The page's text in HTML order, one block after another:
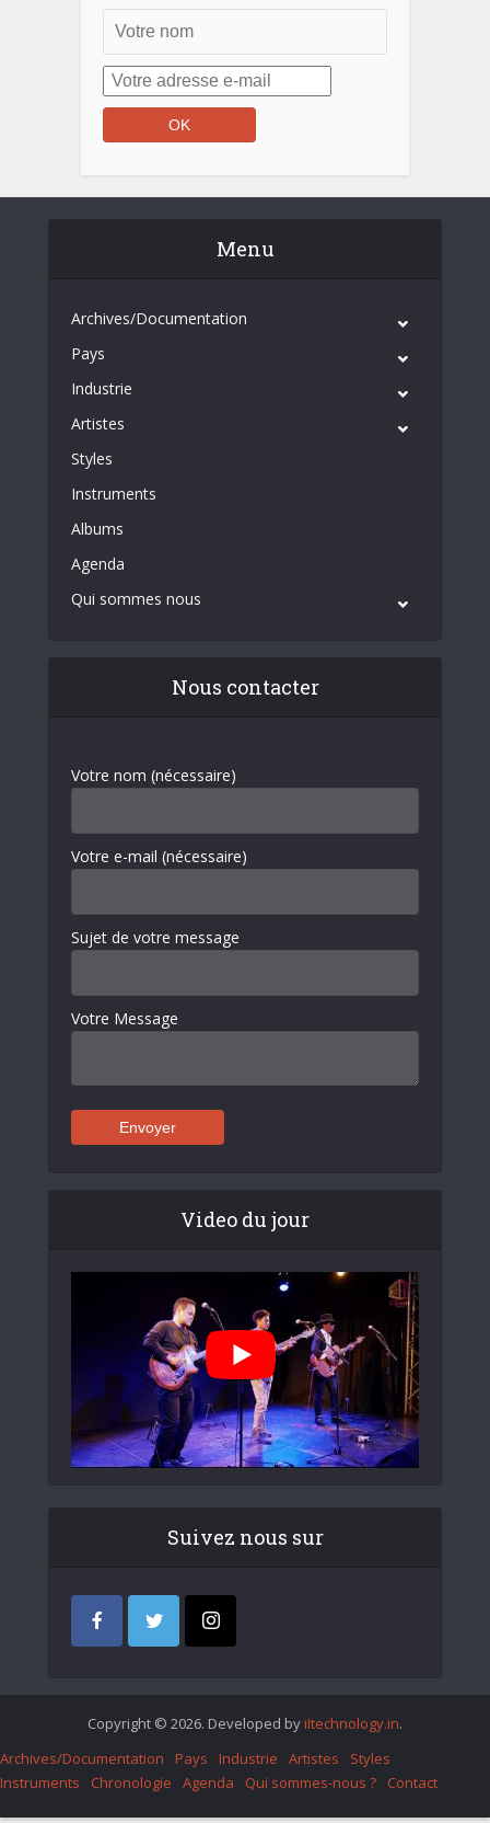
Menu
Archives/Documentation
Pays
Industrie
Artistes
Styles
Instruments
Albums
Agenda
Qui sommes nous
Nous contacter
Votre nom (nécessaire)
Votre e-mail (nécessaire)
Sujet de votre message
Votre Message
Video du jour
Suivez nous sur
Copyright © 2026. Developed by iItechnology.in.
Archives/Documentation
Pays Industrie Artistes
Styles
Instruments
Chronologie Agenda Qui sommes-nous ? Contact